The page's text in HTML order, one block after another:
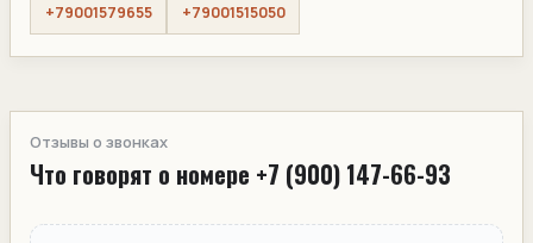
+79001579655 +79001515050
Отзывы о звонках
Что говорят о номере +7 (900) 147-66-93